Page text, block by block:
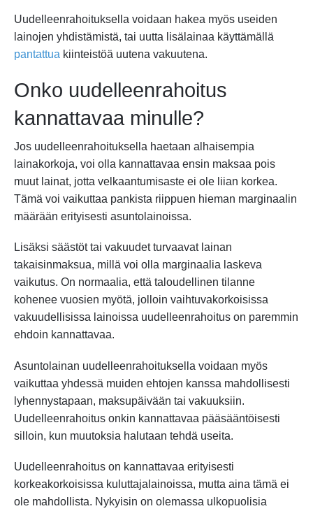
Uudelleenrahoituksella voidaan hakea myös useiden
lainojen yhdistämistä, tai uutta lisälainaa käyttämällä
pantattua kiinteistöä uutena vakuutena.
Onko uudelleenrahoitus
kannattavaa minulle?
Jos uudelleenrahoituksella haetaan alhaisempia
lainakorkoja, voi olla kannattavaa ensin maksaa pois
muut lainat, jotta velkaantumisaste ei ole liian korkea.
Tämä voi vaikuttaa pankista riippuen hieman marginaalin
määrään erityisesti asuntolainoissa.
Lisäksi säästöt tai vakuudet turvaavat lainan
takaisinmaksua, millä voi olla marginaalia laskeva
vaikutus. On normaalia, että taloudellinen tilanne
kohenee vuosien myötä, jolloin vaihtuvakorkoisissa
vakuudellisissa lainoissa uudelleenrahoitus on paremmin
ehdoin kannattavaa.
Asuntolainan uudelleenrahoituksella voidaan myös
vaikuttaa yhdessä muiden ehtojen kanssa mahdollisesti
lyhennystapaan, maksupäivään tai vakuuksiin.
Uudelleenrahoitus onkin kannattavaa pääsääntöisesti
silloin, kun muutoksia halutaan tehdä useita.
Uudelleenrahoitus on kannattavaa erityisesti
korkeakorkoisissa kuluttajalainoissa, mutta aina tämä ei
ole mahdollista. Nykyisin on olemassa ulkopuolisia